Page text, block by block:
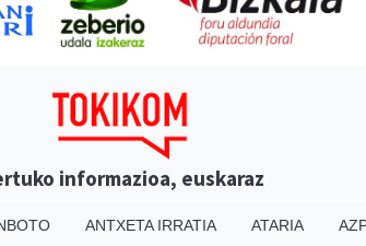
informazioa, euskaraz
ANTXETA IRRATIA ATARIA